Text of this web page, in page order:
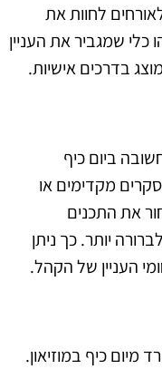
לחוות את
שמגביר את העניין
בדרכים אישיות.
ביום כיף
סקרים מקדימים או
את התכנים
יותר. כך ניתן
העניין של הקהל.
מיום כיף במוזיאון.